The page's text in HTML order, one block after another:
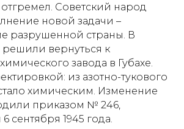
Советский народ
новой задачи –
разрушенной страны. В
решили вернуться к
завода в Губахе.
из азотно-тукового
химическим. Изменение
приказом № 246,
сентября 1945 года.